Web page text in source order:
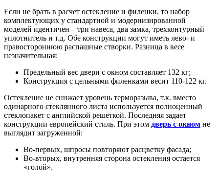
Если не брать в расчет остекление и филенки, то набор
комплектующих у стандартной и модернизированной
моделей идентичен – три навеса, два замка, трехконтурный
уплотнитель и т.д. Обе конструкции могут иметь лево- и
правостороннюю распашные створки. Разница в весе
незначительная:
Предельный вес двери с окном составляет 132 кг;
Конструкция с цельными филенками весит 110-122 кг.
Остекление не снижает уровень терморазыва, т.к. вместо
одинарного стеклянного листа используется полноценный
стеклопакет с английской решеткой. Последняя задает
конструкции европейский стиль. При этом дверь с окном не
выглядит загруженной:
Во-первых, шпросы повторяют расцветку фасада;
Во-вторых, внутренняя сторона остекления остается
«голой».